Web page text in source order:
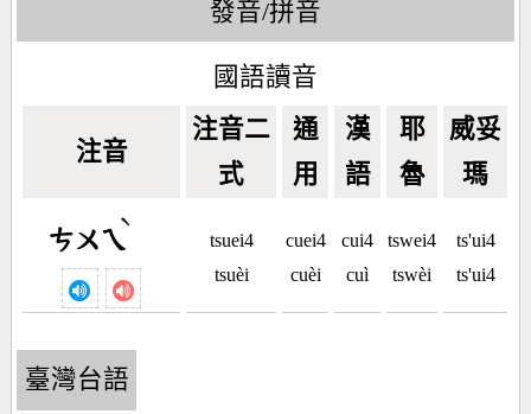
發音/拼音
國語讀音
注音
注音二
式
通
用
漢
語
耶
魯
威妥
瑪
ㄘㄨㄟ
ˋ
tsuei4
tsuèi
cuei4
cuèi
cui4
cuì
tswei4
tswèi
ts'ui4
ts'ui4
臺灣台語